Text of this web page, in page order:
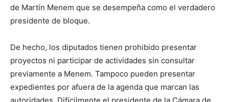
de Martín Menem que se desempeña como el verdadero
presidente de bloque.
De hecho, los diputados tienen prohibido presentar
proyectos ni participar de actividades sin consultar
previamente a Menem. Tampoco pueden presentar
expedientes por afuera de la agenda que marcan las